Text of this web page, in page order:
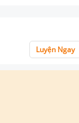
Luyện Ngay